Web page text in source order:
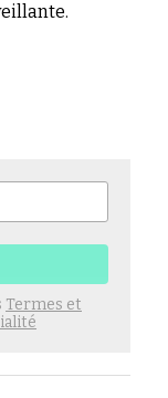
Termes et